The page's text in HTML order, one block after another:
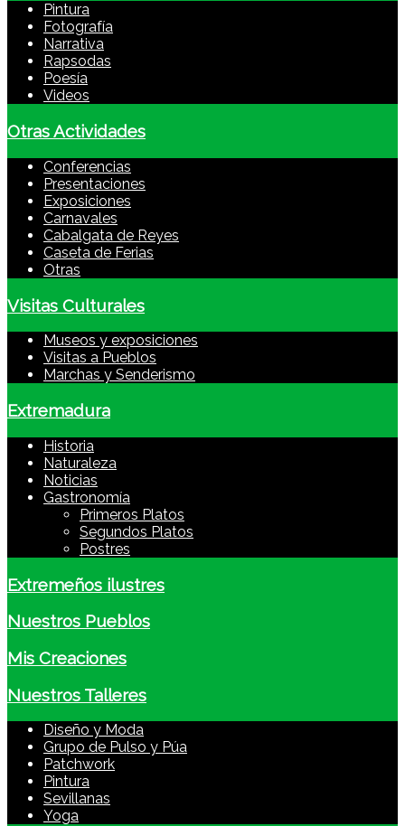
Pintura
Fotografía
Narrativa
Rapsodas
Poesía
Videos
Otras Actividades
Conferencias
Presentaciones
Exposiciones
Carnavales
Cabalgata de Reyes
Caseta de Ferias
Otras
Visitas Culturales
Museos y exposiciones
Visitas a Pueblos
Marchas y Senderismo
Extremadura
Historia
Naturaleza
Noticias
Gastronomía
Primeros Platos
Segundos Platos
Postres
Extremeños ilustres
Nuestros Pueblos
Mis Creaciones
Nuestros Talleres
Diseño y Moda
Grupo de Pulso y Púa
Patchwork
Pintura
Sevillanas
Yoga